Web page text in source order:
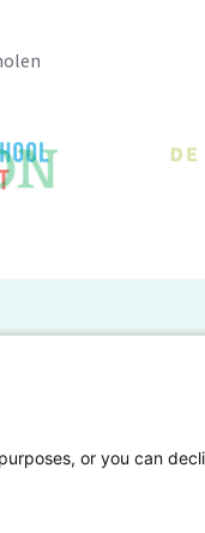
Lectoren
or you can